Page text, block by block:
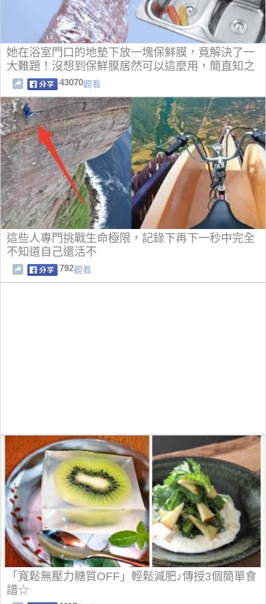
她在浴室門口的地墊下放一塊保鮮膜，竟解決了一
大難題！沒想到保鮮膜居然可以這麼用，簡直知之
恨晚啊！
43070觀看
這些人專門挑戰生命極限，記錄下再下一秒中完全
不知道自己還活不
792觀看
「寬鬆無壓力糖質OFF」輕鬆減肥♪傳授3個簡單食
譜☆